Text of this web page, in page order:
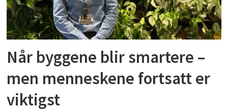
Når byggene blir smartere –
men menneskene fortsatt er
viktigst